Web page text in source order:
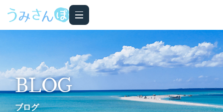
BLOG
ブログ